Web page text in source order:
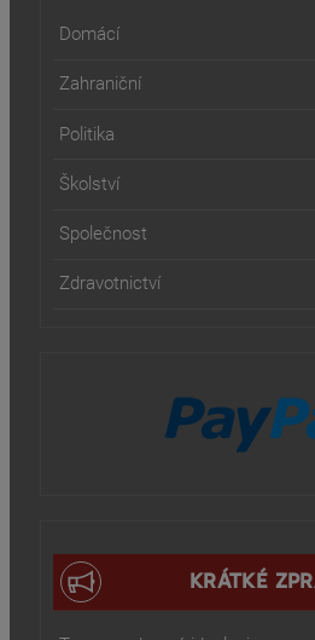
Domácí
Zahraniční
Politika
Školství
Společnost
Zdravotnictví
KRÁTKÉ